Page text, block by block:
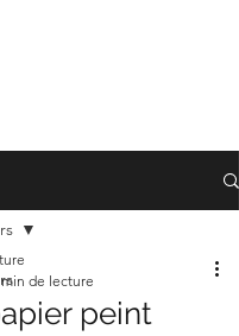
peint
de lecture